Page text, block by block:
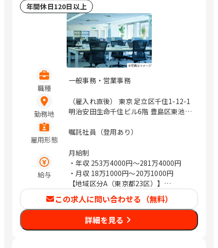
年間休日120日以上
職種
一般事務・営業事務
勤務地
（雇入れ直後） 東京 足立区千住1-12-1
明治安田生命千住ビル6階 豊島区東池袋
市曙町2-17-3 明治安田生命立川ビル7階
ル2階 千代田区丸の内2-1-1 神奈川 横浜
市港北区新横浜2-3-12 新横浜スクエア
ビル18階 川崎市川崎区砂子2-4-13 川崎
ダイヤビル7階 横浜市中区長者町5-85
治安田生命大船ビル2階 平塚市宮の前8-
16 明治安田生命平塚ビル2階 埼玉 熊谷
市本町2-93 明治安田生命熊谷ビル2階
さいたま市浦和区高砂2-14-18 浦和高砂
雇用形態
嘱託社員（登用あり）
給与
月給制
・年収 253万4000円〜281万4000円
・月収 18万1000円〜20万1000円
【地域区分A（東京都23区）】
・年収2,814,000円（月給201,000円）
【地域区分B（東京都23区以外・神奈川
県・千葉県・埼玉県・愛知県・大阪
府）】
この求人に問い合わせる（無料）
詳細を見る